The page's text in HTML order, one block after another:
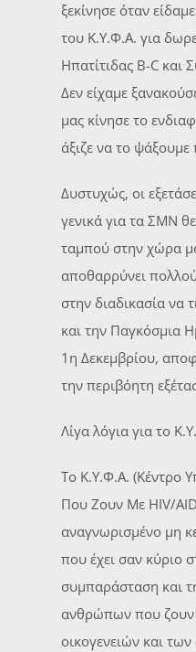
ξεκίνησε όταν
του Κ.Υ.Φ.Α. για
Ηπατίτιδας Β-C και
Δεν είχαμε
μας κίνησε το
άξιζε να το ψάξουμε
Δυστυχώς, οι
γενικά για τα ΣΜΝ
ταμπού στην χώρα
αποθαρρύνει
στην διαδικασία να
και την Παγκόσμια
1η Δεκεμβρίου,
την περιβόητη
Λίγα λόγια για το
Το Κ.Υ.Φ.Α. (Κέντρο
Που Ζουν Με HIV/
αναγνωρισμένο μη
που έχει σαν κύριο
συμπαράσταση και
ανθρώπων που ζουν
οικογενειών και